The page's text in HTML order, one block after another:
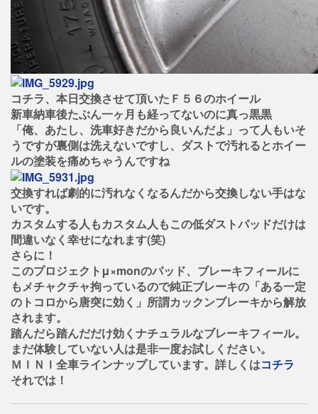
コチラ、本日交換させて頂いたＦ５６のホイール
新車納車後たぶん一ヶ月も経ってないのに真っ黒黒
「俺、あたし、洗車好きだから良いんだよ」って人もいそ
うですが裏側は洗えないですし、ダストで汚れるとホイー
ルの塗装を痛めちゃうんですね
交換すれば劇的に汚れなくなるんだから交換しない手はな
いです。
カスタムする人もカスタム人もこの低ダストパッドだけは
間違いなく幸せになれます(笑)
さらに！
このプロジェクトμ×monのパッド、ブレーキフィールに
もメチャクチャ拘っているので純正ブレーキの「ある一定
のトコロから唐突に効く」所謂カックンブレーキから解放
されます。
踏んだら踏んだだけ効くナチュラルなブレーキフィール。
まだ体験していない人は是非一度お試しください。
ＭＩＮＩ全車ラインナップしています。詳しくはコチラ
それでは！